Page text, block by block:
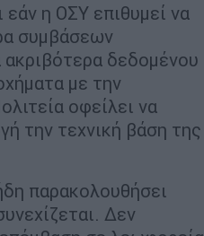
η ΟΣΥ επιθυμεί να
συμβάσεων
ακριβότερα δεδομένου
με την
οφείλει να
την τεχνική βάση της
παρακολουθήσει
Δεν